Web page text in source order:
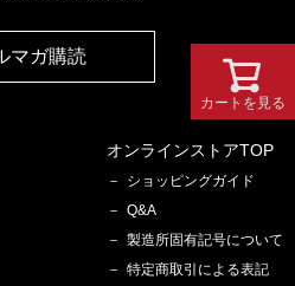
マガ購読
オンラインストアTOP
ショッピングガイド
Q&A
製造所固有記号について
特定商取引による表記
カートを見る